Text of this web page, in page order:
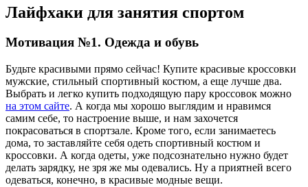
Лайфхаки для занятия спортом
Мотивация №1. Одежда и обувь
Будьте красивыми прямо сейчас! Купите красивые кроссовки
мужские, стильный спортивный костюм, а еще лучше два.
Выбрать и легко купить подходящую пару кроссовок можно
на этом сайте. А когда мы хорошо выглядим и нравимся
самим себе, то настроение выше, и нам захочется
покрасоваться в спортзале. Кроме того, если занимаетесь
дома, то заставляйте себя одеть спортивный костюм и
кроссовки. А когда одеты, уже подсознательно нужно будет
делать зарядку, не зря же мы одевались. Ну а приятней всего
одеваться, конечно, в красивые модные вещи.